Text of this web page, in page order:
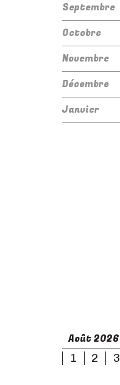
Septembre
Octobre
Novembre
Décembre
Janvier
Août 2026
1
2 3